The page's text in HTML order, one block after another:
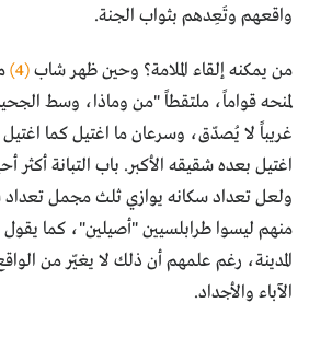
واقعهم وتَعِدهم بثواب الجنة.
من يمكنه إلقاء الملامة؟ وحين ظهر شاب(4)
لمنحه قواماً، ملتقطاً "من وماذا، وسط
غريباً لا يُصدّق، وسرعان ما اغتيل كما
اغتيل بعده شقيقه الأكبر. باب التبانة أكثر
ولعل تعداد سكانه يوازي ثلث مجمل تعداد
منهم ليسوا طرابلسيين "أصيلين"، كما يقول
المدينة، رغم علمهم أن ذلك لا يغيّر من
الآباء والأجداد.